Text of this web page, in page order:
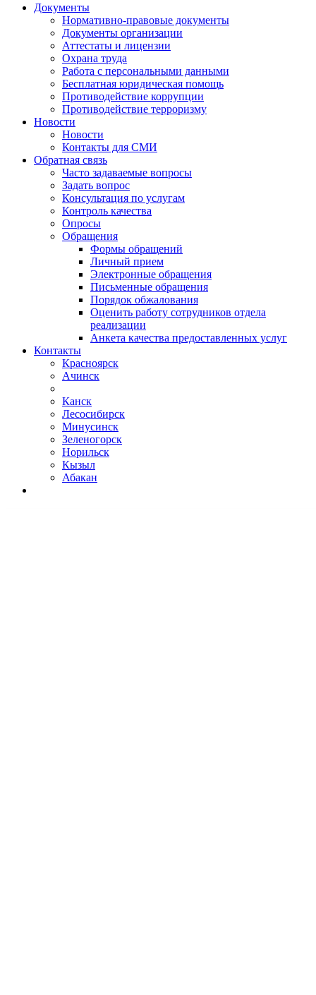
Документы
Нормативно-правовые документы
Документы организации
Аттестаты и лицензии
Охрана труда
Работа с персональными данными
Бесплатная юридическая помощь
Противодействие коррупции
Противодействие терроризму
Новости
Новости
Контакты для СМИ
Обратная связь
Часто задаваемые вопросы
Задать вопрос
Консультация по услугам
Контроль качества
Опросы
Обращения
Формы обращений
Личный прием
Электронные обращения
Письменные обращения
Порядок обжалования
Оценить работу сотрудников отдела
реализации
Анкета качества предоставленных услуг
Контакты
Красноярск
Ачинск
Канск
Лесосибирск
Минусинск
Зеленогорск
Норильск
Кызыл
Абакан